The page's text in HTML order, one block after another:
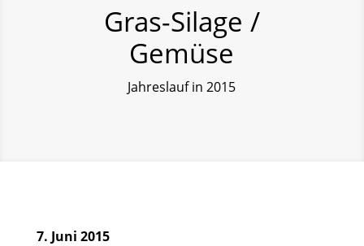
Gras-Silage /
Gemüse
Jahreslauf in 2015
7. Juni 2015